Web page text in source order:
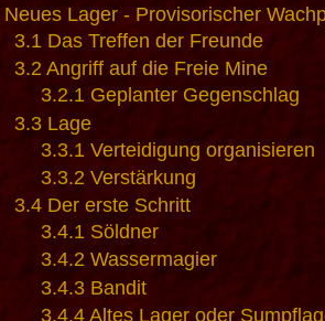
Neues Lager - Provisorischer
3.1 Das Treffen der Freunde
3.2 Angriff auf die Freie Mine
3.2.1 Geplanter Gegenschlag
3.3 Lage
3.3.1 Verteidigung organisieren
3.3.2 Verstärkung
3.4 Der erste Schritt
3.4.1 Söldner
3.4.2 Wassermagier
3.4.3 Bandit
3.4.4 Altes Lager oder